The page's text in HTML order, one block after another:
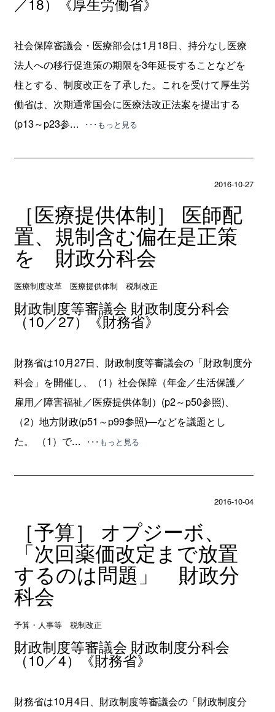
社会保障審議会・医療部会は1月18日、持分なし医療
法人への移行促進策の期限を3年延長することなどを
柱とする、制度改正を了承した。これを受けて厚生労
働省は、次期通常国会に医療法改正法案を提出する
(p13～p23参...
･･･もっと見る
2016-10-27
［医療提供体制］ 医師配
置、規制含む偏在是正策
を 財政分科会
医療制度改革 医療提供体制 税制改正
財政制度等審議会 財政制度分科会
（10／27）《財務省》
財務省は10月27日、財政制度等審議会の「財政制度分
科会」を開催し、（1）社会保障（年金／生活保護／
雇用／障害福祉／医療提供体制）(p2～p50参照)、
（2）地方財政(p51～p99参照)―などを議題とし
た。 （1）で...
･･･もっと見る
2016-10-04
［予算］ オプジーボ、
「次回薬価改定まで放置
するのは問題」 財政分
科会
予算・人事等 税制改正
財政制度等審議会 財政制度分科会
（10／4）《財務省》
財務省は10月4日、財政制度等審議会の「財政制度分